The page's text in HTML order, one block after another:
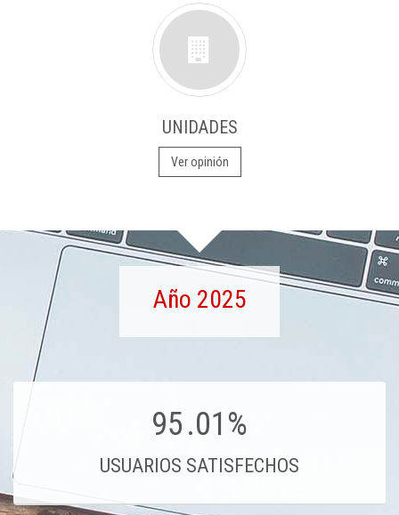
UNIDADES
Ver opinión
Año 2025
95.01%
USUARIOS SATISFECHOS